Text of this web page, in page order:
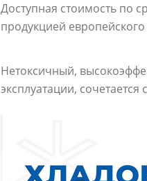
Доступная стоимость по
продукцией
Нетоксичный,
эксплуатации,